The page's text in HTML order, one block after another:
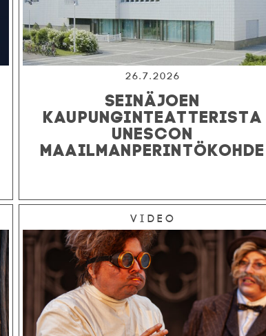
26.7.2026
SEINÄJOEN
KAUPUNGINTEATTERISTA
UNESCON
MAAILMANPERINTÖKOHDE
Video